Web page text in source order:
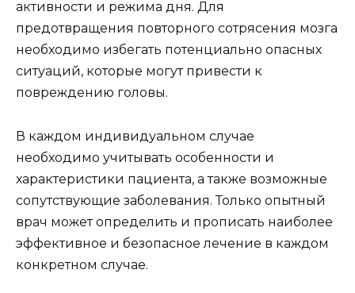
активности и режима дня. Для
предотвращения повторного сотрясения мозга
необходимо избегать потенциально опасных
ситуаций, которые могут привести к
повреждению головы.
В каждом индивидуальном случае
необходимо учитывать особенности и
характеристики пациента, а также возможные
сопутствующие заболевания. Только опытный
врач может определить и прописать наиболее
эффективное и безопасное лечение в каждом
конкретном случае.